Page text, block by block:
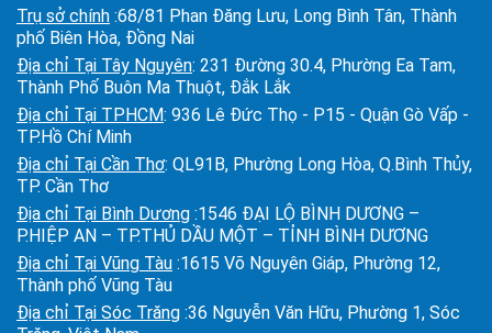
Trụ sở chính :68/81 Phan Đăng Lưu, Long Bình Tân, Thành
phố Biên Hòa, Đồng Nai
Địa chỉ Tại Tây Nguyên: 231 Đường 30.4, Phường Ea Tam,
Thành Phố Buôn Ma Thuột, Đắk Lắk
Địa chỉ Tại TPHCM: 936 Lê Đức Thọ - P15 - Quận Gò Vấp -
TP.Hồ Chí Minh
Địa chỉ Tại Cần Thơ: QL91B, Phường Long Hòa, Q.Bình Thủy,
TP. Cần Thơ
Địa chỉ Tại Bình Dương :1546 ĐẠI LỘ BÌNH DƯƠNG –
P.HIỆP AN – TP.THỦ DẦU MỘT – TỈNH BÌNH DƯƠNG
Địa chỉ Tại Vũng Tàu :1615 Võ Nguyên Giáp, Phường 12,
Thành phố Vũng Tàu
Địa chỉ Tại Sóc Trăng :36 Nguyễn Văn Hữu, Phường 1, Sóc